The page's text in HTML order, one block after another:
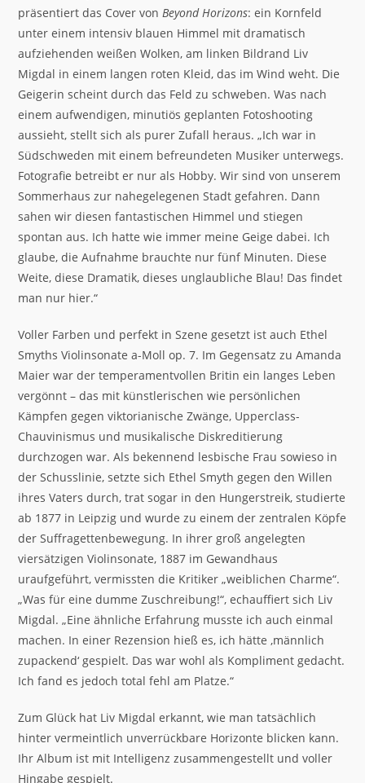
präsentiert das Cover vonBeyond Horizons: ein Kornfeld
unter einem intensiv blauen Himmel mit dramatisch
aufziehenden weißen Wolken, am linken Bildrand Liv
Migdal in einem langen roten Kleid, das im Wind weht. Die
Geigerin scheint durch das Feld zu schweben. Was nach
einem aufwendigen, minutiös geplanten Fotoshooting
aussieht, stellt sich als purer Zufall heraus. „Ich war in
Südschweden mit einem befreundeten Musiker unterwegs.
Fotografie betreibt er nur als Hobby. Wir sind von unserem
Sommerhaus zur nahegelegenen Stadt gefahren. Dann
sahen wir diesen fantastischen Himmel und stiegen
spontan aus. Ich hatte wie immer meine Geige dabei. Ich
glaube, die Aufnahme brauchte nur fünf Minuten. Diese
Weite, diese Dramatik, dieses unglaubliche Blau! Das findet
man nur hier.“
Voller Farben und perfekt in Szene gesetzt ist auch Ethel
Smyths Violinsonate a-Moll op. 7. Im Gegensatz zu Amanda
Maier war der temperamentvollen Britin ein langes Leben
vergönnt – das mit künstlerischen wie persönlichen
Kämpfen gegen viktorianische Zwänge, Upperclass-
Chauvinismus und musikalische Diskreditierung
durchzogen war. Als bekennend lesbische Frau sowieso in
der Schusslinie, setzte sich Ethel Smyth gegen den Willen
ihres Vaters durch, trat sogar in den Hungerstreik, studierte
ab 1877 in Leipzig und wurde zu einem der zentralen Köpfe
der Suffragettenbewegung. In ihrer groß angelegten
viersätzigen Violinsonate, 1887 im Gewandhaus
uraufgeführt, vermissten die Kritiker „weiblichen Charme“.
„Was für eine dumme Zuschreibung!“, echauffiert sich Liv
Migdal. „Eine ähnliche Erfahrung musste ich auch einmal
machen. In einer Rezension hieß es, ich hätte ‚männlich
zupackend‘ gespielt. Das war wohl als Kompliment gedacht.
Ich fand es jedoch total fehl am Platze.“
Zum Glück hat Liv Migdal erkannt, wie man tatsächlich
hinter vermeintlich unverrückbare Horizonte blicken kann.
Ihr Album ist mit Intelligenz zusammengestellt und voller
Hingabe gespielt.